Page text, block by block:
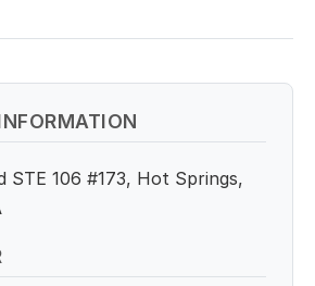
STE 106 #173, Hot Springs,